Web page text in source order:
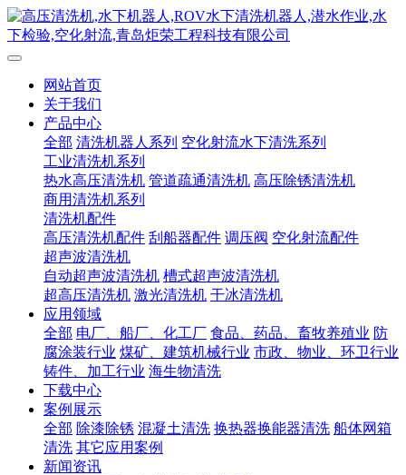
网站首页
关于我们
产品中心
全部 清洗机器人系列 空化射流水下清洗系列
工业清洗机系列
热水高压清洗机 管道疏通清洗机 高压除锈清洗机
商用清洗机系列
清洗机配件
高压清洗机配件 刮船器配件 调压阀 空化射流配件
超声波清洗机
自动超声波清洗机 槽式超声波清洗机
超高压清洗机 激光清洗机 干冰清洗机
应用领域
全部 电厂、船厂、化工厂 食品、药品、畜牧养殖业 防
腐涂装行业 煤矿、建筑机械行业 市政、物业、环卫行业
铸件、加工行业 海生物清洗
下载中心
案例展示
全部 除漆除锈 混凝土清洗 换热器换能器清洗 船体网箱
清洗 其它应用案例
新闻资讯